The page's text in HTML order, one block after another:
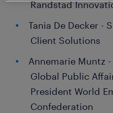
Randstad
Tania De Decker -
Client Solutions
Annemarie Muntz
Global Public
President World
Confederation